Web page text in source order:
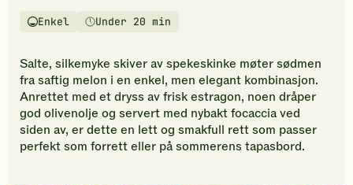
den
til
å
vurdere
denne
oppskriften.
Vanskelighetsgrad
Enkel
TilberedningstidUnder 20 min
Salte, silkemyke skiver av spekeskinke møter sødmen
fra saftig melon i en enkel, men elegant kombinasjon.
Anrettet med et dryss av frisk estragon, noen dråper
god olivenolje og servert med nybakt focaccia ved
siden av, er dette en lett og smakfull rett som passer
perfekt som forrett eller på sommerens tapasbord.